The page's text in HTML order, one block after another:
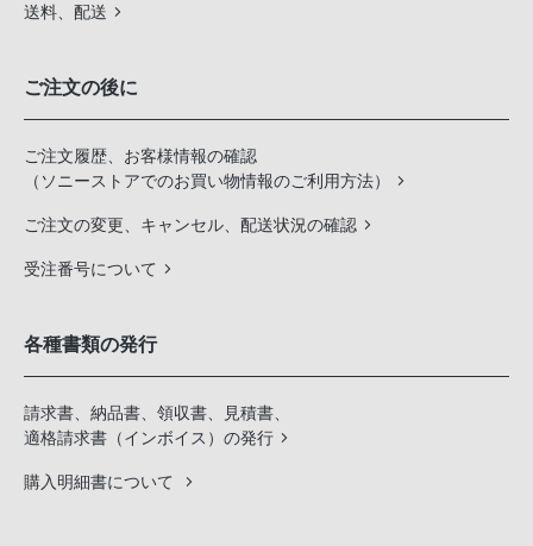
送料、配送
ご注文の後に
ご注文履歴、お客様情報の確認
（ソニーストアでのお買い物情報のご利用方法）
ご注文の変更、キャンセル、配送状況の確認
受注番号について
各種書類の発行
請求書、納品書、領収書、見積書、
適格請求書（インボイス）の発行
購入明細書について